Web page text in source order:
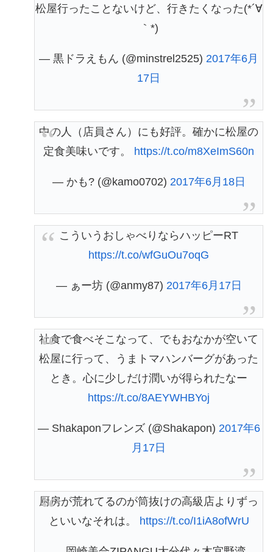
松屋行ったことないけど、行きたくなった(*´∀
｀*)
— 黒ドラえもん (@minstrel2525) 2017年6月
17日
中の人（店員さん）にも好評。確かに松屋の
定食美味いです。 https://t.co/m8XeImS60n
— かも? (@kamo0702) 2017年6月18日
こういうおしゃべりならハッピーRT
https://t.co/wfGuOu7oqG
— ぁー坊 (@anmy87) 2017年6月17日
社食で食べそこなって、でもおなかが空いて
松屋に行って、うまトマハンバーグがあった
とき。心に少しだけ潤いが得られたなー
https://t.co/8AEYWHBYoj
— Shakaponフレンズ (@Shakapon) 2017年6
月17日
厨房が荒れてるのが筒抜けの高級店よりずっ
といいなそれは。 https://t.co/I1iA8ofWrU